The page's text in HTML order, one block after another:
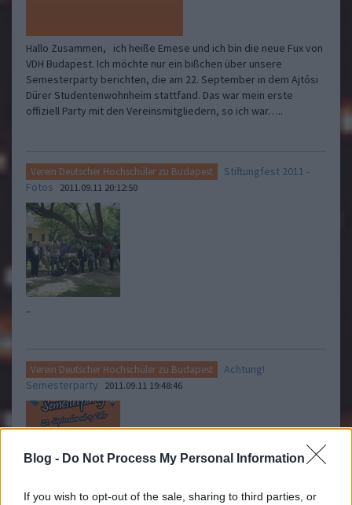
Blog - Do Not Process My Personal Information
If you wish to opt-out of the sale, sharing to third parties, or
Hallo Zusammen, ich heiße Emese und ich bin die neue Fux von
VDH Budapest. Ich möchte nur ein bißchen über unsere
Semesterparty berichten, die am 22. September in dem Ajtósi
Dürer Studentenwohnheim stattfand. Das war mein erste
offiziell Party mit den Vereinsmitgliedern, so ich war…..
Verein Deutscher Hochschüler zu Budapest
Stiftungfest 2011 -
Fotos
2011.09.11 20:12:50
..
Verein Deutscher Hochschüler zu Budapest
Achtung!
Semesterparty
2011.09.11 19:48:46